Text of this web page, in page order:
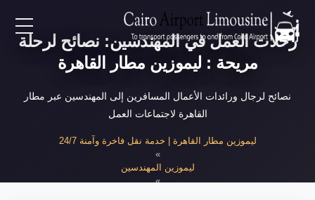
EN
خدمات المطار
رحلات العمل في المهندسين: نصائح لرحلة
مريحة : ليموزين مطار القاهرة
نصائح لرجال ورائدات الأعمال المسافرين إلى المهندسين عبر مطار
القاهرة لاجتماعات العمل
ليموزين مطار القاهرة | خدمة نقل فاخرة وآمنة 24/7
ليموزين المهندسين
»